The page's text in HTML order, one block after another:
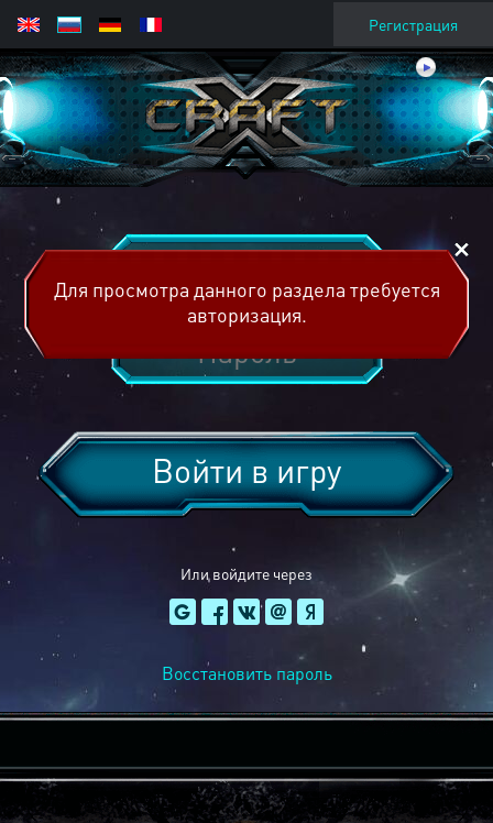
Регистрация
Или войдите через
Войти в игру
Восстановить пароль
Для просмотра данного раздела требуется
авторизация.